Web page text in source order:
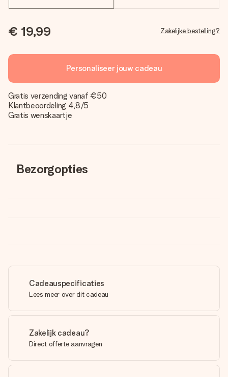
€ 19,99 Zakelijke bestelling?
Personaliseer jouw cadeau
Gratis verzending vanaf €50
Klantbeoordeling 4,8/5
Gratis wenskaartje
Bezorgopties
Cadeauspecificaties
Lees meer over dit cadeau
Zakelijk cadeau?
Direct offerte aanvragen